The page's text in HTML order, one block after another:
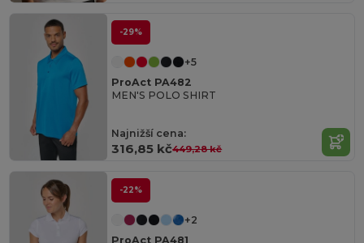
-29%
+5
ProAct PA482
MEN'S POLO SHIRT
Najnižší cena:
316,85 kč449,28 kč
-22%
+2
ProAct PA481